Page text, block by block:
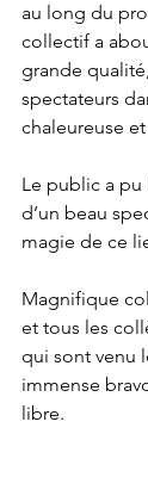
au long du
collectif a
grande
spectateurs
chaleureuse
Le public a
d’un beau
magie de ce
Magnifique
et tous les
qui sont venu
immense
libre.